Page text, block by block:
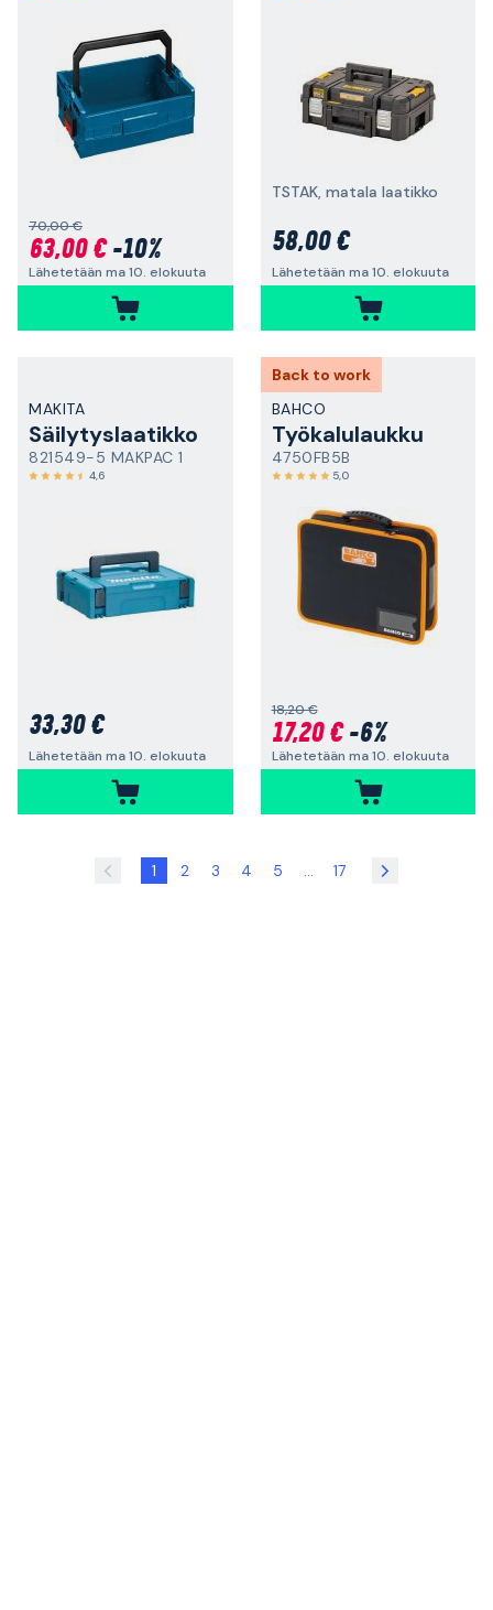
70,00 €
63,00 €-10%
Lähetetään ma 10. elokuuta
TSTAK, matala laatikko
58,00 €
Lähetetään ma 10. elokuuta
MAKITA
Säilytyslaatikko
821549-5 MAKPAC 1
4,6
33,30 €
Lähetetään ma 10. elokuuta
Back to work
BAHCO
Työkalulaukku
4750FB5B
5,0
18,20 €
17,20 €-6%
Lähetetään ma 10. elokuuta
1 2 3 4 5 ... 17